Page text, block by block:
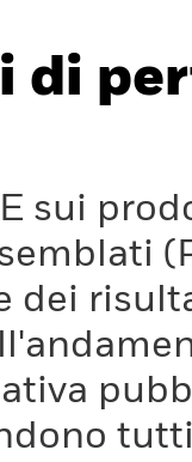
di
sui
dei